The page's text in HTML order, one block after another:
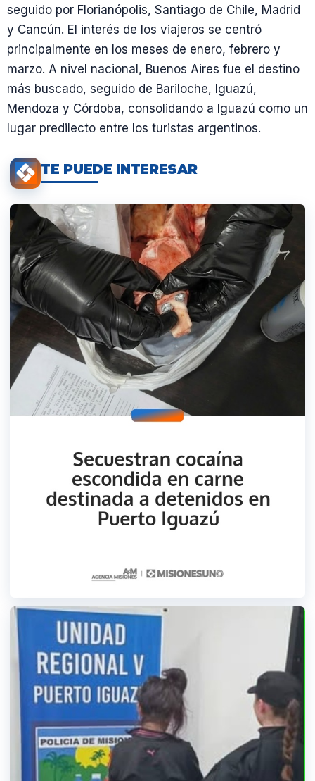
seguido por Florianópolis, Santiago de Chile, Madrid
y Cancún. El interés de los viajeros se centró
principalmente en los meses de enero, febrero y
marzo. A nivel nacional, Buenos Aires fue el destino
más buscado, seguido de Bariloche, Iguazú,
Mendoza y Córdoba, consolidando a Iguazú como un
lugar predilecto entre los turistas argentinos.
TE PUEDE INTERESAR